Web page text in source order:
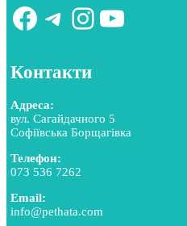
Facebook
Telegram
Instagram
YouTube
Контакти
Адреса:
вул. Сагайдачного 5
Софіївська Борщагівка
Телефон:
073 536 7262
Email:
info@pethata.com